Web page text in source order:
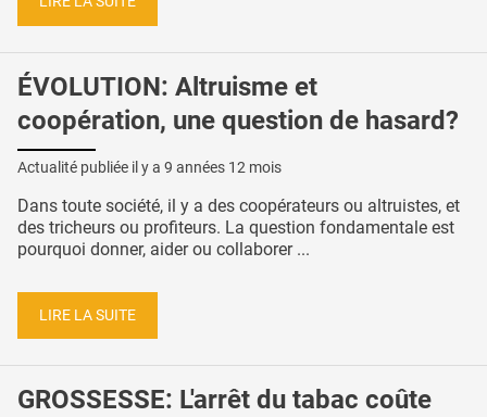
ÉVOLUTION: Altruisme et
coopération, une question de hasard?
Actualité publiée il y a 9 années 12 mois
Dans toute société, il y a des coopérateurs ou altruistes, et
des tricheurs ou profiteurs. La question fondamentale est
pourquoi donner, aider ou collaborer ...
LIRE LA SUITE
GROSSESSE: L'arrêt du tabac coûte